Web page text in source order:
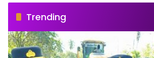
Trending